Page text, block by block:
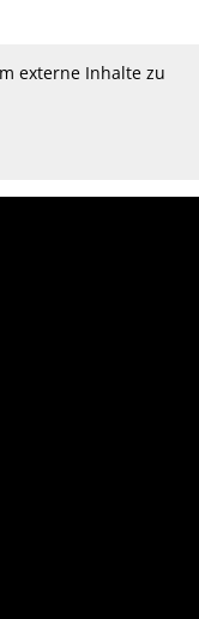
externe Inhalte zu